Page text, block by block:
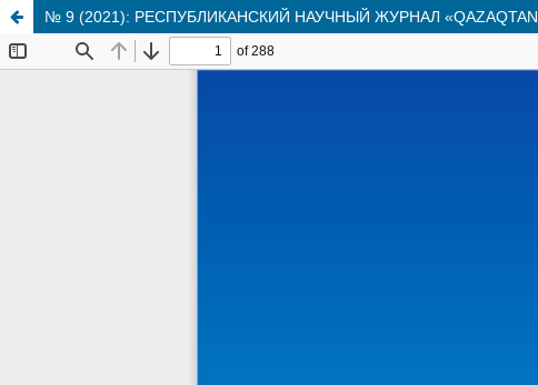
№ 9 (2021): РЕСПУБЛИКАНСКИЙ НАУЧНЫЙ ЖУРНАЛ